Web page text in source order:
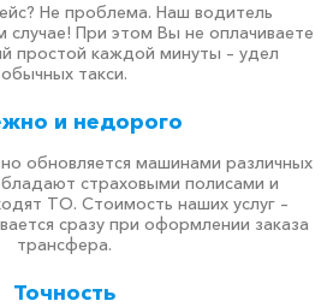
Не проблема. Наш водитель
При этом Вы не оплачиваете
простой каждой минуты – удел
обычных такси.
и недорого
обновляется машинами различных
страховыми полисами и
ТО. Стоимость наших услуг –
сразу при оформлении заказа
трансфера.
Точность